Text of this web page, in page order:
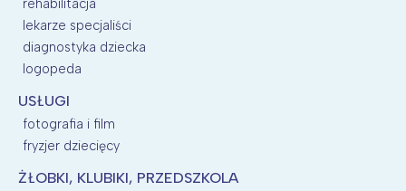
rehabilitacja
lekarze specjaliści
diagnostyka dziecka
logopeda
USŁUGI
fotografia i film
fryzjer dziecięcy
ŻŁOBKI, KLUBIKI, PRZEDSZKOLA